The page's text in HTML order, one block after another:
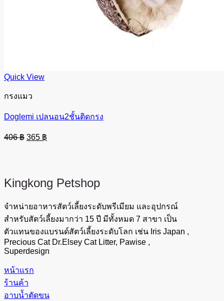
Quick View
กรงแมว
Doglemi เปลนอน2ชั้นติดกรง
406฿ Original
price
365 ฿
price
Kingkong Petshop
จำหน่ายอาหารสัตว์เลี้ยงระดับพรีเมียม และอุปกรณ์
สำหรับสัตว์เลี้ยงมากว่า 15 ปี มีทั้งหมด 7 สาขา เป็น
ตัวแทนของแบรนด์สัตว์เลี้ยงระดับโลก เช่น Iris Japan ,
Precious Cat Dr.Elsey Cat Litter, Pawise ,
Superdesign
หน้าแรก
ร้านค้า
อาบน้ำตัดขน